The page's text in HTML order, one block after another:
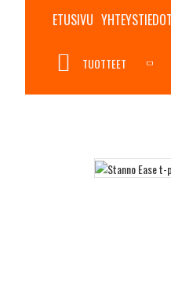
ETUSIVU YHTEYSTIEDOT
TUOTTEET